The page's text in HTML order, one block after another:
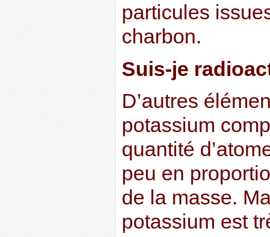
particules
charbon.
Suis-je
D’autres
potassium
quantité
peu en
de la masse.
potassium est